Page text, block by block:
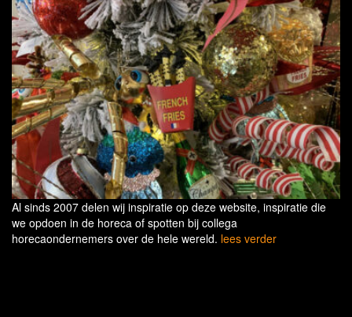
Al sinds 2007 delen wij inspiratie op deze website, inspiratie die
we opdoen in de horeca of spotten bij collega
horecaondernemers over de hele wereld. lees verder